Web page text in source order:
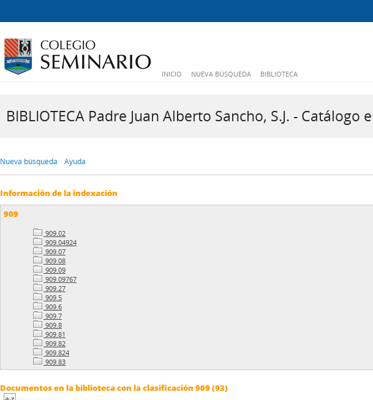
INICIO NUEVA BÚSQUEDA BIBLIOTECA
BIBLIOTECA Padre Juan Alberto Sancho, S.J. - Catálogo
Nueva búsqueda Ayuda
Información de la indexación
909
909.02
909.04924
909.07
909.08
909.09
909.09767
909.27
909.5
909.6
909.7
909.8
909.81
909.82
909.824
909.83
Documentos en la biblioteca con la clasificación 909 (93)